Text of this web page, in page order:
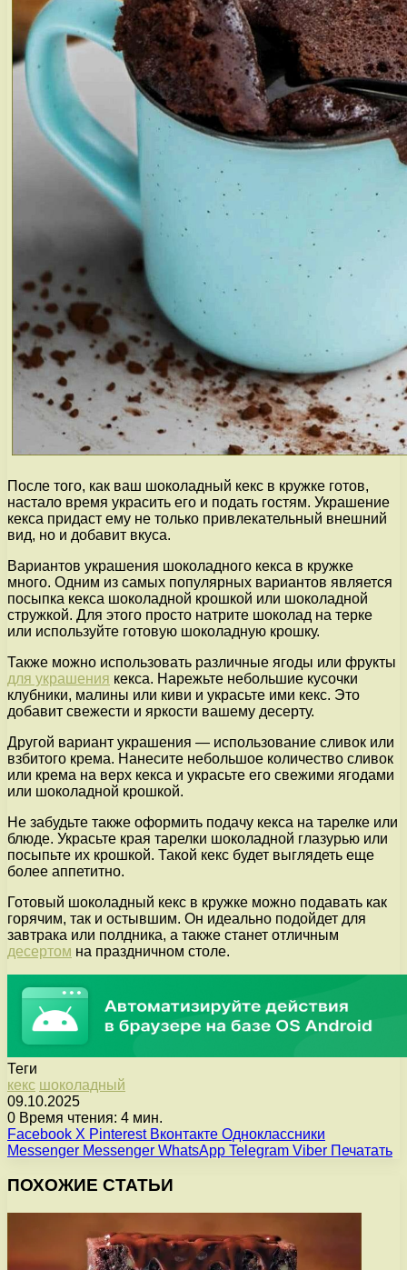
После того, как ваш шоколадный кекс в кружке готов,
настало время украсить его и подать гостям. Украшение
кекса придаст ему не только привлекательный внешний
вид, но и добавит вкуса.
Вариантов украшения шоколадного кекса в кружке
много. Одним из самых популярных вариантов является
посыпка кекса шоколадной крошкой или шоколадной
стружкой. Для этого просто натрите шоколад на терке
или используйте готовую шоколадную крошку.
Также можно использовать различные ягоды или фрукты
для украшения кекса. Нарежьте небольшие кусочки
клубники, малины или киви и украсьте ими кекс. Это
добавит свежести и яркости вашему десерту.
Другой вариант украшения — использование сливок или
взбитого крема. Нанесите небольшое количество сливок
или крема на верх кекса и украсьте его свежими ягодами
или шоколадной крошкой.
Не забудьте также оформить подачу кекса на тарелке или
блюде. Украсьте края тарелки шоколадной глазурью или
посыпьте их крошкой. Такой кекс будет выглядеть еще
более аппетитно.
Готовый шоколадный кекс в кружке можно подавать как
горячим, так и остывшим. Он идеально подойдет для
завтрака или полдника, а также станет отличным
десертом на праздничном столе.
Теги
кекс шоколадный
09.10.2025
0 Время чтения: 4 мин.
Facebook X Pinterest Вконтакте Одноклассники
Messenger Messenger WhatsApp Telegram Viber Печатать
ПОХОЖИЕ СТАТЬИ